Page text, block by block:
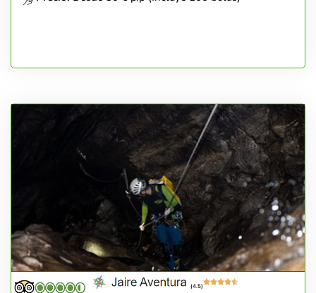
(4.5)